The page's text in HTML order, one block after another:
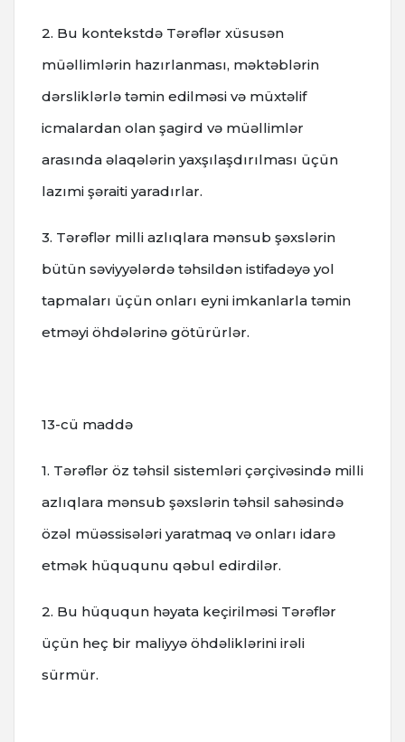
2. Bu kontekstdə Tərəflər xüsusən
müəllimlərin hazırlanması, məktəblərin
dərsliklərlə təmin edilməsi və müxtəlif
icmalardan olan şagird və müəllimlər
arasında əlaqələrin yaxşılaşdırılması üçün
lazımi şəraiti yaradırlar.
3. Tərəflər milli azlıqlara mənsub şəxslərin
bütün səviyyələrdə təhsildən istifadəyə yol
tapmaları üçün onları eyni imkanlarla təmin
etməyi öhdələrinə götürürlər.
13-cü maddə
1. Tərəflər öz təhsil sistemləri çərçivəsində milli
azlıqlara mənsub şəxslərin təhsil sahəsində
özəl müəssisələri yaratmaq və onları idarə
etmək hüququnu qəbul edirdilər.
2. Bu hüququn həyata keçirilməsi Tərəflər
üçün heç bir maliyyə öhdəliklərini irəli
sürmür.